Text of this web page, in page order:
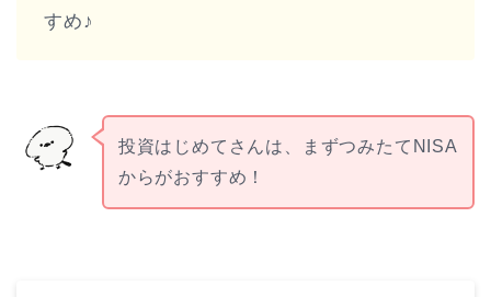
すめ♪
投資はじめてさんは、まずつみたてNISA
からがおすすめ！